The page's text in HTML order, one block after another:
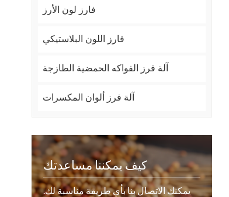
فارز لون الأرز
فارز اللون البلاستيكي
آلة فرز الفواكه الحمضية الطازجة
آلة فرز ألوان المكسرات
كيف يمكننا مساعدتك
يمكنك الاتصال بنا بأي طريقة مناسبة لك.